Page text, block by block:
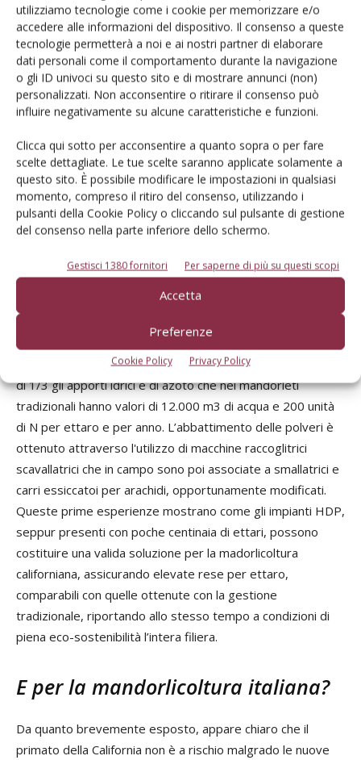
utilizziamo tecnologie come i cookie per memorizzare e/o
accedere alle informazioni del dispositivo. Il consenso a queste
tecnologie permetterà a noi e ai nostri partner di elaborare
dati personali come il comportamento durante la navigazione
o gli ID univoci su questo sito e di mostrare annunci (non)
personalizzati. Non acconsentire o ritirare il consenso può
influire negativamente su alcune caratteristiche e funzioni.
Clicca qui sotto per acconsentire a quanto sopra o per fare
scelte dettagliate. Le tue scelte saranno applicate solamente a
questo sito. È possibile modificare le impostazioni in qualsiasi
momento, compreso il ritiro del consenso, utilizzando i
pulsanti della Cookie Policy o cliccando sul pulsante di gestione
del consenso nella parte inferiore dello schermo.
Gestisci 1380 fornitori Per saperne di più su questi scopi
Accetta
Preferenze
Cookie Policy Privacy Policy
La cultivar Nonpareil innestata su Rootpac-20 e
allevata in parete.
e valutati al fine di fornire alcune soluzioni alle
problematiche indicate in precedenza. I primi risultati
ottenuti con la varietà Nonpareil in impianti HDP hanno
portato a produzioni tra 1,35 e 1,68 t/ha. Nuovi impianti
realizzati utilizzando il portinnesto Rootpac-20 e la varietà
autofertile Independence, al quarto anno, hanno prodotto
2,7 t/ha.
La gestione agronomica è stata rivisitata con input
nutrizionali e idrici inferiori nei primi due anni d’impianto, al
fine di mantenere una taglia compatta delle piante.
Attraverso questo nuovo sistema colturale si sono ridotti
di 1/3 gli apporti idrici e di azoto che nei mandorleti
tradizionali hanno valori di 12.000 m3 di acqua e 200 unità
di N per ettaro e per anno. L’abbattimento delle polveri è
ottenuto attraverso l'utilizzo di macchine raccoglitrici
scavallatrici che in campo sono poi associate a smallatrici e
carri essiccatoi per arachidi, opportunamente modificati.
Queste prime esperienze mostrano come gli impianti HDP,
seppur presenti con poche centinaia di ettari, possono
costituire una valida soluzione per la madorlicoltura
californiana, assicurando elevate rese per ettaro,
comparabili con quelle ottenute con la gestione
tradizionale, riportando allo stesso tempo a condizioni di
piena eco-sostenibilità l’intera filiera.
E per la mandorlicoltura italiana?
Da quanto brevemente esposto, appare chiaro che il
primato della California non è a rischio malgrado le nuove